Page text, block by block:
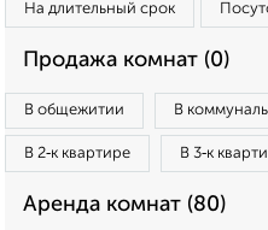
На длительный срок
Продажа комнат (0)
В общежитии В
В 2‑к квартире В 3‑к
Аренда комнат (80)